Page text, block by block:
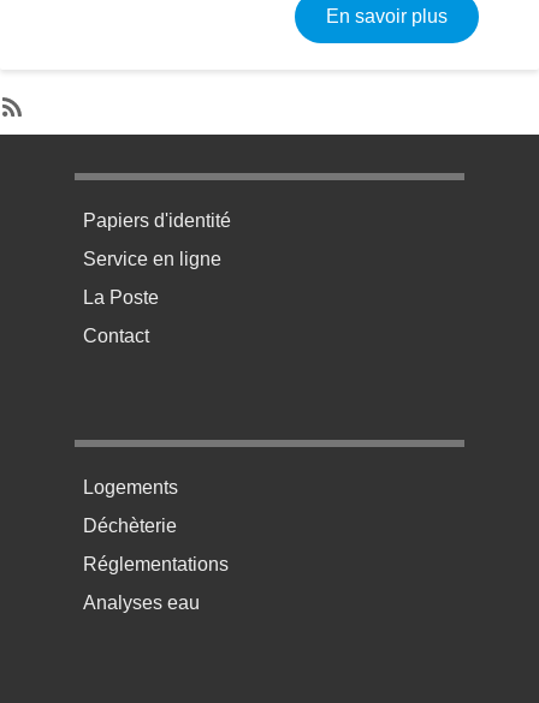
En savoir plussur
SubscribeS'abonner à Nounou
Menu pratique bas de page 1
Papiers d'identité
Service en ligne
La Poste
Contact
Menu pratique bas de page 2
Logements
Déchèterie
Réglementations
Analyses eau